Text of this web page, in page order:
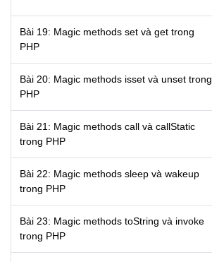
Bài 19: Magic methods set và get trong
PHP
Bài 20: Magic methods isset và unset trong
PHP
Bài 21: Magic methods call và callStatic
trong PHP
Bài 22: Magic methods sleep và wakeup
trong PHP
Bài 23: Magic methods toString và invoke
trong PHP